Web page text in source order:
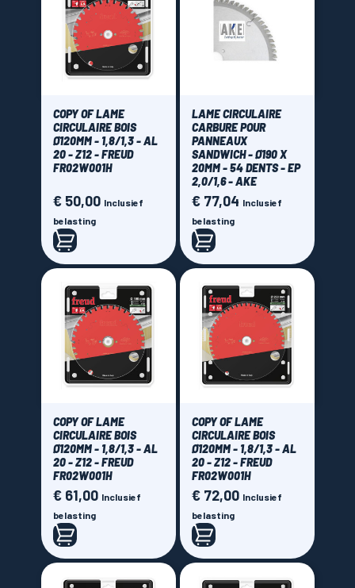
36 dents(2)
42 dents (1)
48 dents
54 dents(5)
60 dents(4)
66 dents(1)
72 dents(2)
80 dents(2)
84 dents(1)
96 dents
Brand
AKE(12)
Freud(10)
MFLS La Forezienne(5)
€ 45,00 - € 165,00
COPY OF LAME
CIRCULAIRE BOIS
Ø120MM - 1,8/1,3 - AL
20 - Z12 - FREUD
FR02W001H
Prijs
€ 50,00 Inclusief
belasting
LAME CIRCULAIRE
CARBURE POUR
PANNEAUX
SANDWICH - Ø190 X
20MM - 54 DENTS - EP
2,0/1,6 - AKE
Prijs
€ 77,04 Inclusief
belasting
COPY OF LAME
CIRCULAIRE BOIS
Ø120MM - 1,8/1,3 - AL
20 - Z12 - FREUD
FR02W001H
Prijs
€ 61,00 Inclusief
belasting
COPY OF LAME
CIRCULAIRE BOIS
Ø120MM - 1,8/1,3 - AL
20 - Z12 - FREUD
FR02W001H
Prijs
€ 72,00 Inclusief
belasting